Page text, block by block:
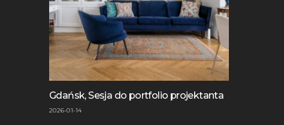
Gdańsk, Sesja do portfolio projektanta
2026-01-14